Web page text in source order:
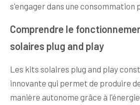
s'engager dans une consommation
Comprendre le
solaires plug and play
Les kits solaires plug and play
innovante qui permet de produire
manière autonome grâce à